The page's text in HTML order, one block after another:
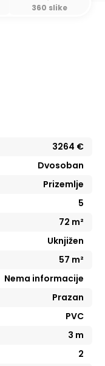
360 slike
3264 €
Dvosoban
Prizemlje
5
72 m²
Uknjižen
57 m²
Nema informacije
Prazan
PVC
3 m
2